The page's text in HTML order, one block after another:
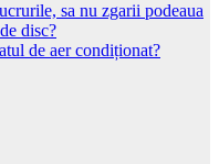
sa nu zgarii podeaua
disc?
de aer condiționat?